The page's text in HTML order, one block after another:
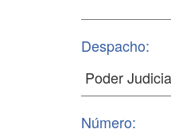
Despacho:
Número: